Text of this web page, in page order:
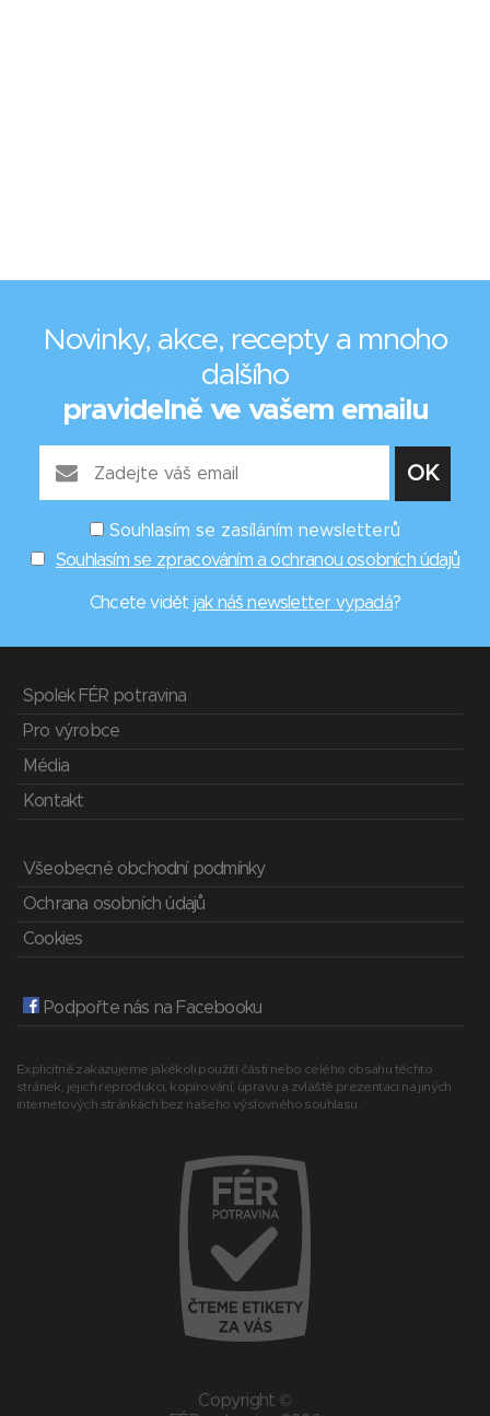
Novinky, akce, recepty a mnoho
dalšího
pravidelně ve vašem emailu
Souhlasím se zasíláním newsletterů
Souhlasím se zpracováním a ochranou osobních údajů
Chcete vidět jak náš newsletter vypadá?
Spolek FÉR potravina
Pro výrobce
Média
Kontakt
Všeobecné obchodní podmínky
Ochrana osobních údajů
Cookies
Podpořte nás na Facebooku
Explicitně zakazujeme jakékoli použití části nebo celého obsahu těchto
stránek, jejich reprodukci, kopírování, úpravu a zvláště prezentaci na jiných
internetových stránkách bez našeho výslovného souhlasu.
Copyright ©